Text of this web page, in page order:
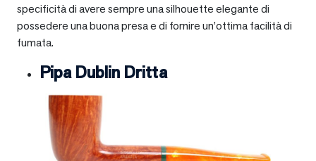
specificità di avere sempre una silhouette elegante di
possedere una buona presa e di fornire un’ottima facilità di
fumata.
Pipa Dublin Dritta